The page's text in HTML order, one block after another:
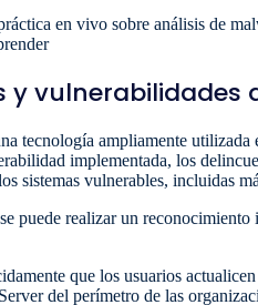
en vivo sobre análisis de
y vulnerabilidades
tecnología ampliamente utilizada
implementada, los
sistemas vulnerables, incluidas
puede realizar un
que los usuarios
del perímetro de las